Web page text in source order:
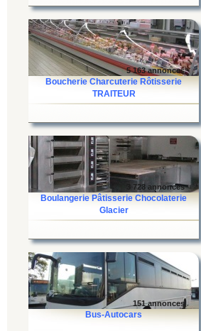
5 163 annonces
Boucherie Charcuterie Rôtisserie
TRAITEUR
3 728 annonces
Boulangerie Pâtisserie Chocolaterie
Glacier
151 annonces
Bus-Autocars